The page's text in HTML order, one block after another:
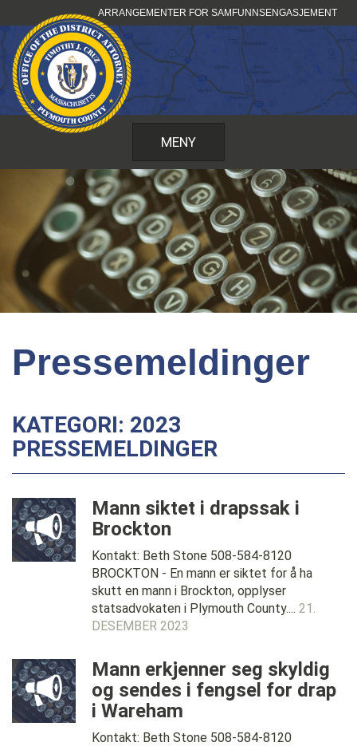
til
innhold
ARRANGEMENTER FOR SAMFUNNSENGASJEMENT
MENY
Pressemeldinger
KATEGORI: 2023
PRESSEMELDINGER
Mann siktet i drapssak i
Brockton
Kontakt: Beth Stone 508-584-8120
BROCKTON - En mann er siktet for å ha
skutt en mann i Brockton, opplyser
statsadvokaten i Plymouth County.... 21.
DESEMBER 2023
Mann erkjenner seg skyldig
og sendes i fengsel for drap
i Wareham
Kontakt: Beth Stone 508-584-8120